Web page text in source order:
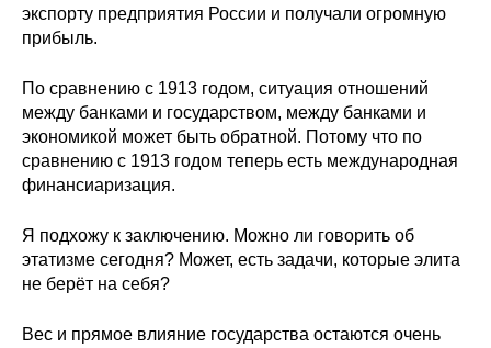
экспорту предприятия России и получали огромную
прибыль.
По сравнению с 1913 годом, ситуация отношений
между банками и государством, между банками и
экономикой может быть обратной. Потому что по
сравнению с 1913 годом теперь есть международная
финансиаризация.
Я подхожу к заключению. Можно ли говорить об
этатизме сегодня? Может, есть задачи, которые элита
не берёт на себя?
Вес и прямое влияние государства остаются очень